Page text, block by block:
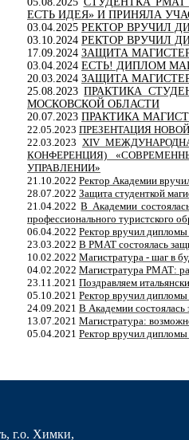
ЕСТЬ ИДЕЯ» И ПРИНЯЛА
03.04.2025 РЕКТОР ВРУЧИЛ
03.10.2024 РЕКТОР ВРУЧИЛ
17.09.2024 ЗАЩИТА
03.04.2024 ЕСТЬ! ДИПЛОМ
20.03.2024 ЗАЩИТА
25.08.2023ПРАКТИКА
МОСКОВСКОЙ ОБЛАСТИ
20.07.2023 ПРАКТИКА
22.05.2023 ПРЕЗЕНТАЦИЯ
22.03.2023 XIV
КОНФЕРЕНЦИЯ)
УПРАВЛЕНИИ»
21.10.2022 Ректор Академии
28.07.2022 Защита студенткой
21.04.2022В Академии
профессионального туристского
06.04.2022 Ректор вручил дипломы
23.03.2022 В РМАТ состоялась
10.02.2022 Магистратура - шаг в
04.02.2022 Магистратура РМАТ:
23.11.2021 Поздравляем
05.10.2021 Ректор вручил дипломы
24.09.2021 В Академии состоялась
13.07.2021 Магистратура:
05.04.2021 Ректор вручил дипломы
г.о. Химки,